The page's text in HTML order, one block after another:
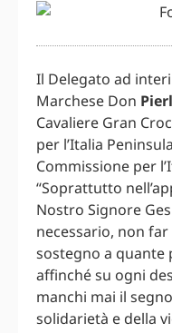
Il Delegato ad
Marchese Don
Cavaliere Gran
per l’Italia
Commissione per
“Soprattutto
Nostro Signore
necessario, non
sostegno a quante
affinché su ogni
manchi mai il
solidarietà e della